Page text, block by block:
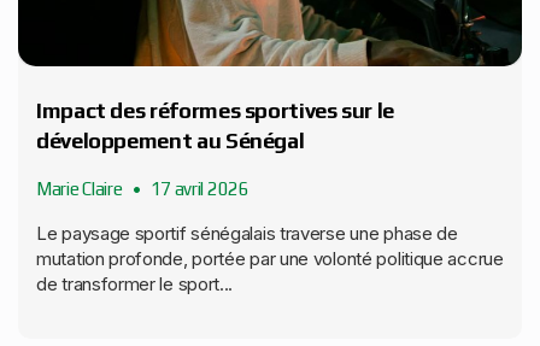
Impact des réformes sportives sur le
développement au Sénégal
Marie Claire 17 avril 2026
Le paysage sportif sénégalais traverse une phase de
mutation profonde, portée par une volonté politique accrue
de transformer le sport...